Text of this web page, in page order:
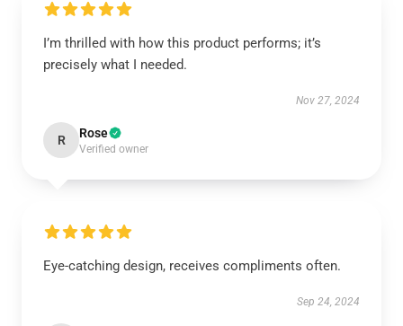
I’m thrilled with how this product performs; it’s
precisely what I needed.
Nov 27, 2024
R Rose
Verified owner
Eye-catching design, receives compliments often.
Sep 24, 2024